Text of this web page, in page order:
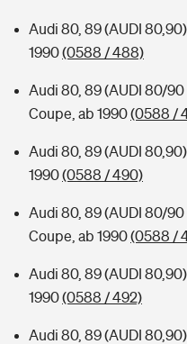
Audi 80, 89 (AUDI
1990(0588 / 488)
Audi 80, 89 (AUDI 80/90
Coupe, ab 1990(0588 /
Audi 80, 89 (AUDI
1990(0588 / 490)
Audi 80, 89 (AUDI 80/90
Coupe, ab 1990(0588 /
Audi 80, 89 (AUDI
1990(0588 / 492)
Audi 80, 89 (AUDI